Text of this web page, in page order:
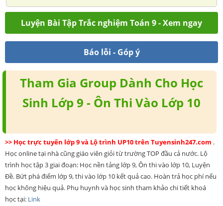
Luyện Bài Tập Trắc nghiệm Toán 9 - Xem ngay
Báo lỗi - Góp ý
Tham Gia Group Dành Cho Học
Sinh Lớp 9 - Ôn Thi Vào Lớp 10
>> Học trực tuyến lớp 9 và Lộ trình UP10 trên Tuyensinh247.com .
Học online tại nhà cũng giáo viên giỏi từ trường TOP đầu cả nước. Lộ
trình học tập 3 giai đoạn: Học nền tảng lớp 9, Ôn thi vào lớp 10, Luyện
Đề. Bứt phá điểm lớp 9, thi vào lớp 10 kết quả cao. Hoàn trả học phí nếu
học không hiệu quả. Phụ huynh và học sinh tham khảo chi tiết khoá
học tại: Link